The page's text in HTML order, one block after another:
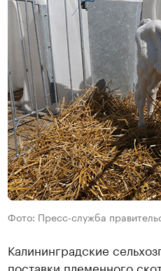
Фото: Пресс-служба
Калининградские
поставки племенного